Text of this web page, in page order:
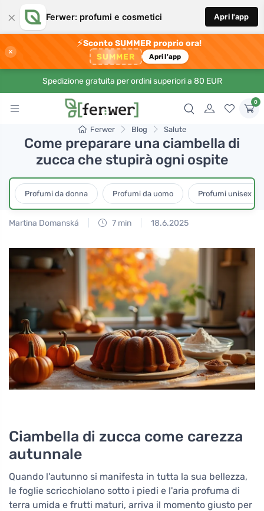
× Ferwer: profumi e cosmetici Apri l'app
×
⚡Sconto SUMMER proprio ora!
SUMMER Apri l'app
Spedizione gratuita per ordini superiori a 80 EUR
0
Ferwer Blog Salute
Come preparare una ciambella di
zucca che stupirà ogni ospite
Profumi da donna Profumi da uomo Profumi unisex
Martina Domanská 7 min 18.6.2025
Ciambella di zucca come carezza
autunnale
Quando l'autunno si manifesta in tutta la sua bellezza,
le foglie scricchiolano sotto i piedi e l'aria profuma di
terra umida e frutti maturi, arriva il momento giusto per